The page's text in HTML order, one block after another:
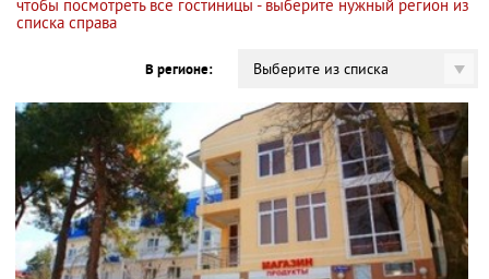
чтобы посмотреть все гостиницы - выберите нужный регион из
списка справа
В регионе: Выберите из списка